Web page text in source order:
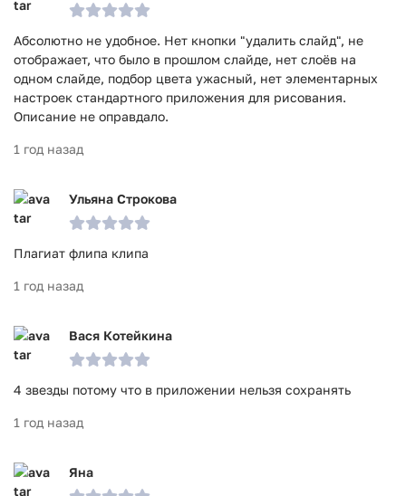
Абсолютно не удобное. Нет кнопки "удалить слайд", не
отображает, что было в прошлом слайде, нет слоёв на
одном слайде, подбор цвета ужасный, нет элементарных
настроек стандартного приложения для рисования.
Описание не оправдало.
1 год назад
Ульяна Строкова
Плагиат флипа клипа
1 год назад
Вася Котейкина
4 звезды потому что в приложении нельзя сохранять
1 год назад
Яна